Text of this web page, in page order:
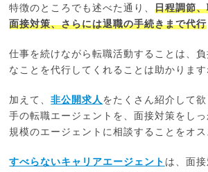
特徴のところでも述べた通り、 日程調節
面接対策、さらには退職の手続きまで代行
仕事を続けながら転職活動することは、負
なことを代行してくれることは助かります
加えて、非公開求人 をたくさん紹介して
手の転職エージェントを、面接対策をし
規模のエージェントに相談することをオス
すべらないキャリアエージェント は、面